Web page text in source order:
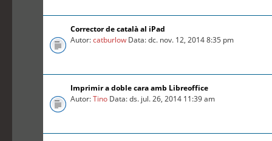
Corrector de català al iPad
Autor:catburlow Data: dc. nov. 12, 2014 8:35 pm
Imprimir a doble cara amb Libreoffice
Autor:Tino Data: ds. jul. 26, 2014 11:39 am